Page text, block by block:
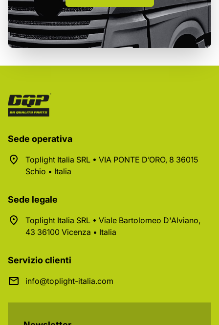
Sede operativa
Toplight Italia SRL • VIA PONTE D’ORO, 8 36015
Schio • Italia
Sede legale
Toplight Italia SRL • Viale Bartolomeo D'Alviano,
43 36100 Vicenza • Italia
Servizio clienti
info@toplight-italia.com